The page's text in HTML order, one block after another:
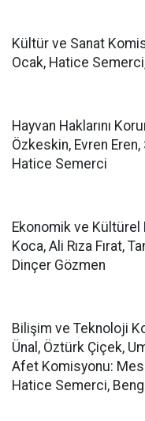
Kültür ve Sanat
Ocak, Hatice
Hayvan Haklarını
Özkeskin, Evren
Hatice Semerci
Ekonomik ve Kültürel
Koca, Ali Rıza Fırat,
Dinçer Gözmen
Bilişim ve Teknoloji
Ünal, Öztürk Çiçek,
Afet Komisyonu:
Hatice Semerci,